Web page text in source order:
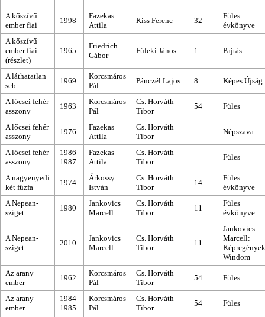
A kőszívű
ember fiai
1998
Fazekas
Attila
Kiss Ferenc 32
Füles
évkönyve
A kőszívű
ember fiai
(részlet)
1965
Friedrich
Gábor
Füleki János 1 Pajtás
A láthatatlan
seb
1969
Korcsmáros
Pál
Pánczél Lajos 8 Képes Újság
A lőcsei fehér
asszony
1963
Korcsmáros
Pál
Cs. Horváth
Tibor
54 Füles
A lőcsei fehér
asszony
1976
Fazekas
Attila
Cs. Horváth
Tibor
Népszava
A lőcsei fehér
asszony
1986-
1987
Fazekas
Attila
Cs. Horváth
Tibor
Füles
A nagyenyedi
két fűzfa
1974
Árkossy
István
Cs. Horváth
Tibor
14
Füles
évkönyve
A Nepean-
sziget
1980
Jankovics
Marcell
Cs. Horváth
Tibor
11
Füles
évkönyve
A Nepean-
sziget
2010
Jankovics
Marcell
Cs. Horváth
Tibor
11
Jankovics
Marcell:
Windom
Az arany
ember
1962
Korcsmáros
Pál
Cs. Horváth
Tibor
54 Füles
Az arany
ember
1984-
1985
Korcsmáros
Pál
Cs. Horváth
Tibor
54 Füles